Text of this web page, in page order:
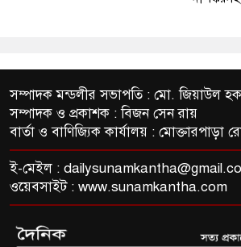
সম্পাদক মন্ডলীর সভাপতি : মো. জিয়াউল হক
সম্পাদক ও প্রকাশক : বিজন সেন রায়
বার্তা ও বাণিজ্যিক কার্যালয় : মোক্তারপাড়া
ই-মেইল :
ওয়েবসাইট : www.sunamkantha.com